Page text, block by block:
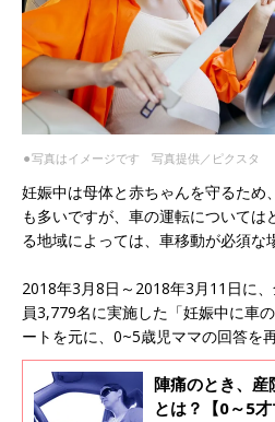
⚫︎写真はイメージです 写真提供／ピクスタ
妊娠中は母体と赤ちゃんを守るため
も多いですが、車の運転について
る地域によっては、車移動が必須な
2018年3月8日～2018年3月11日に
員3,779名に実施した「妊娠中に車
ートを元に、0~5歳児ママの回答を
陣痛のとき、産
とは？【0～5才